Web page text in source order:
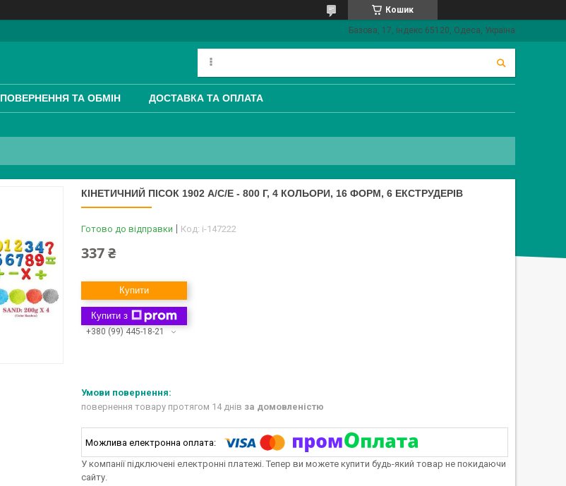
Кошик
Базова, 17, індекс 65120, Одеса, Україна
ПОВЕРНЕННЯ ТА ОБМІН ДОСТАВКА ТА ОПЛАТА
КІНЕТИЧНИЙ ПІСОК 1902 A/C/E - 800 Г, 4 КОЛЬОРИ, 16 ФОРМ, 6 ЕКСТРУДЕРІВ
Готово до відправки Код: i-147222
337 ₴
Купити
Купити з
+380 (99) 445-18-21
повернення товару протягом 14 днів за домовленістю
У компанії підключені електронні платежі. Тепер ви можете купити будь-який товар не покидаючи
сайту.